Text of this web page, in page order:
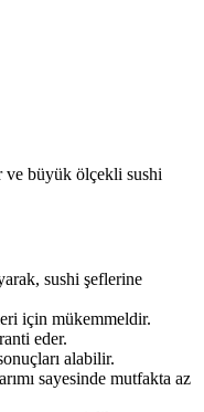
ve büyük ölçekli sushi
sushi şeflerine
için mükemmeldir.
eder.
alabilir.
sayesinde mutfakta az